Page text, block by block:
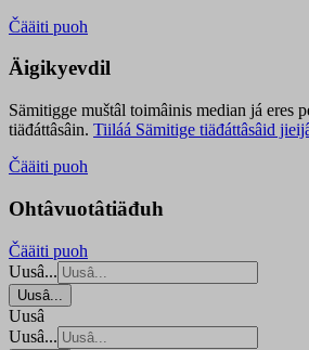
Čääiti puoh
Äigikyevdil
Sämitigge muštâl toimâinis median já eres
tiäđáttâsâin. Tiiláá Sämitige tiäđáttâsâid
Čääiti puoh
Ohtâvuotâtiäđuh
Čääiti puoh
Uusâ...
Uusâ...
Uusâ
Uusâ...